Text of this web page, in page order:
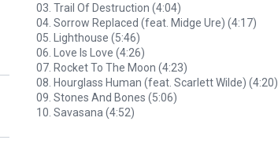
03. Trail Of Destruction (4:04)
04. Sorrow Replaced (feat. Midge Ure) (4:17)
05. Lighthouse (5:46)
06. Love Is Love (4:26)
07. Rocket To The Moon (4:23)
08. Hourglass Human (feat. Scarlett Wilde) (4:20)
09. Stones And Bones (5:06)
10. Savasana (4:52)